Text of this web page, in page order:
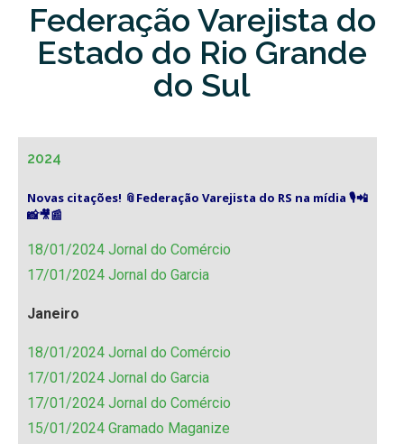
Federação Varejista do
Estado do Rio Grande
do Sul
2024
Novas citações! 📎Federação Varejista do RS na mídia 🎙️📲
📸🎥📰
18/01/2024 Jornal do Comércio
17/01/2024 Jornal do Garcia
Janeiro
18/01/2024 Jornal do Comércio
17/01/2024 Jornal do Garcia
17/01/2024 Jornal do Comércio
15/01/2024 Gramado Maganize